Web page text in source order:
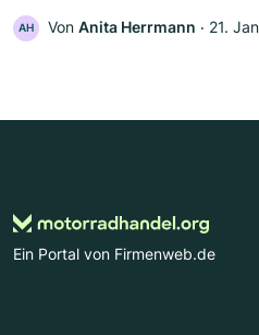
AH Von Anita Herrmann ‧ 21.
Ein Portal von Firmenweb.de